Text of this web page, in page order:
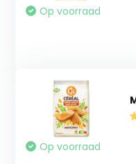
Op voorraad
Op voorraad